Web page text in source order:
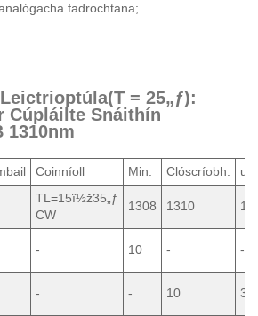
fadrochtana;
= 25„ƒ):
Cúpláilte Snáithín
1310nm
Coinníoll Min. Clóscríobh.
TL=15ï½ž35„ƒ
CW
1308 1310
- 10 - -
- - 10 35